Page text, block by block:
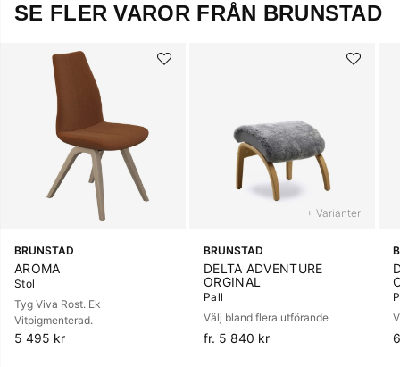
SE FLER VAROR FRÅN BRUNSTAD
BRUNSTAD
AROMA
Stol
Tyg Viva Rost. Ek
Vitpigmenterad.
5 495 kr
+ Varianter
BRUNSTAD
DELTA ADVENTURE
ORGINAL
Pall
Välj bland flera utförande
fr. 5 840 kr